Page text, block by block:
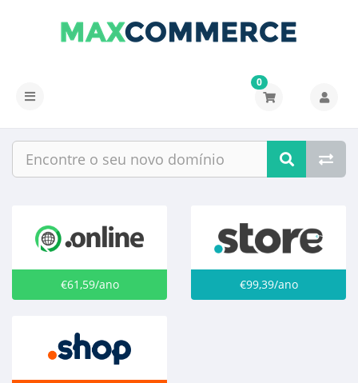
Alternar
0
€61,59/ano €99,39/ano